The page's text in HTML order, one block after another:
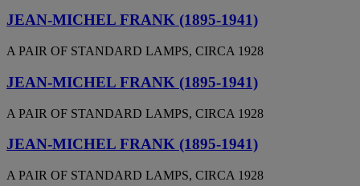
JEAN-MICHEL FRANK (1895-1941)
A PAIR OF STANDARD LAMPS, CIRCA 1928
JEAN-MICHEL FRANK (1895-1941)
A PAIR OF STANDARD LAMPS, CIRCA 1928
JEAN-MICHEL FRANK (1895-1941)
A PAIR OF STANDARD LAMPS, CIRCA 1928